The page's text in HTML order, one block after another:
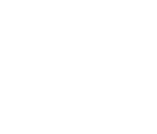
gab es eine
Ihres Geräts
(ich habe Ihr